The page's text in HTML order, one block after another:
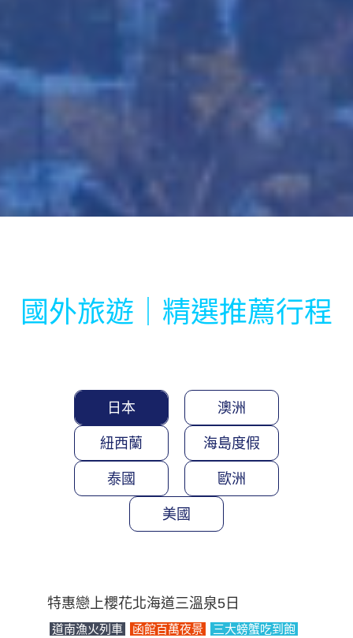
國外旅遊｜精選推薦行程
日本 澳洲
紐西蘭 海島度假
泰國 歐洲
美國
特惠戀上櫻花北海道三溫泉5日
道南漁火列車 函館百萬夜景 三大螃蟹吃到飽